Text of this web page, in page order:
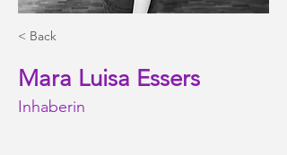
< Back
Mara Luisa Essers
Inhaberin